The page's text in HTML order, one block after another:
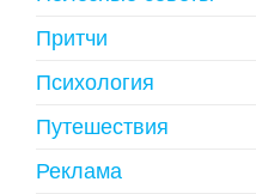
Притчи
Психология
Путешествия
Реклама